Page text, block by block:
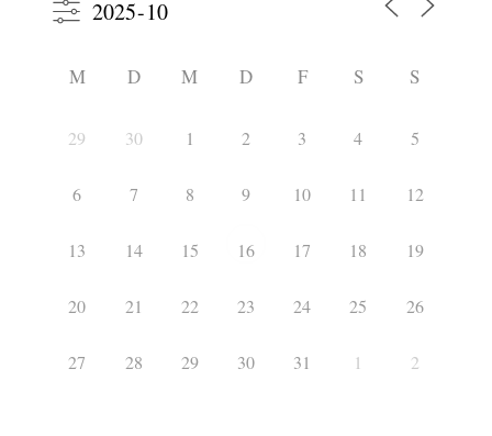
M D M D F S S
29 30 1 2 3 4 5
6 7 8 9 10 11 12
13 14 15 16 17 18 19
20 21 22 23 24 25 26
27 28 29 30 31 1 2